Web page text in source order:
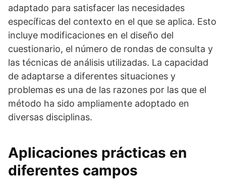
adaptado para satisfacer las necesidades
específicas del contexto en el que se aplica. Esto
incluye modificaciones en el diseño del
cuestionario, el número de rondas de consulta y
las técnicas de análisis utilizadas. La capacidad
de adaptarse a diferentes situaciones y
problemas es una de las razones por las que el
método ha sido ampliamente adoptado en
diversas disciplinas.
Aplicaciones prácticas en
diferentes campos